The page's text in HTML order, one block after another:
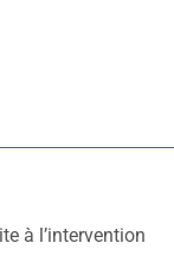
à l’intervention